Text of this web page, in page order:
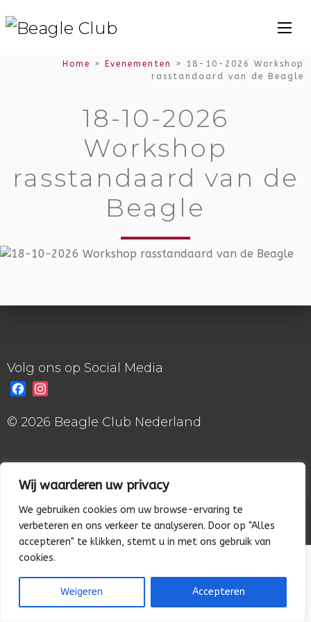
Wij waarderen uw privacy
We gebruiken cookies om uw browse-ervaring te
verbeteren en ons verkeer te analyseren. Door op "Alles
accepteren" te klikken, stemt u in met ons gebruik van
cookies.
Weigeren Accepteren
Home » Evenementen »
18-10-2026 Workshop
rasstandaard van de Beagle
18-10-2026
Workshop
rasstandaard van de
Beagle
Volg ons op Social Media
Facebook
© 2026 Beagle Club Nederland
© Beagle Club
Website laten maken : Nowweb.nl